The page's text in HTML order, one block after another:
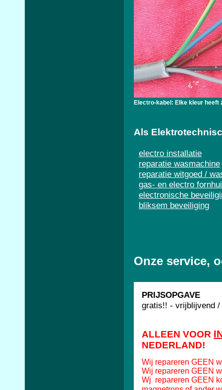
Electro-kabel: Elke kleur heeft
Als
electro installatie
reparatie wasmachine
reparatie witgoed /
gas- en electro
electronische
bliksem beveiliging
Onze service,
PRIJSOPGAVE
gratis!! - vrijblijvend
ALLEEN VOOR
NEDERLAND!
Wij repareren GEEN
Wij repareren GEEN
Wj repareren GEEN